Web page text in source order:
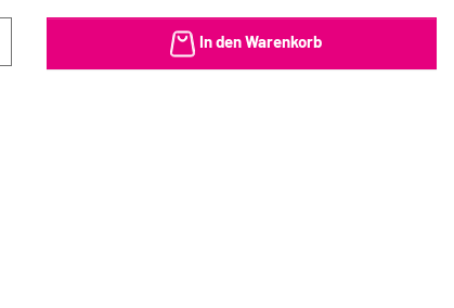
In den Warenkorb